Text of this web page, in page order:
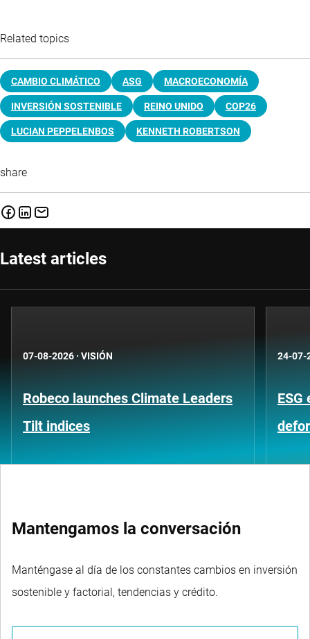
Related topics
CAMBIO CLIMÁTICO ASG MACROECONOMÍA
INVERSIÓN SOSTENIBLE REINO UNIDO COP26
LUCIAN PEPPELENBOS KENNETH ROBERTSON
share
Latest articles
07-08-2026 · VISIÓN
Robeco launches Climate Leaders
Tilt indices
24-07-
Mantengamos la conversación
Manténgase al día de los constantes cambios en inversión
sostenible y factorial, tendencias y crédito.